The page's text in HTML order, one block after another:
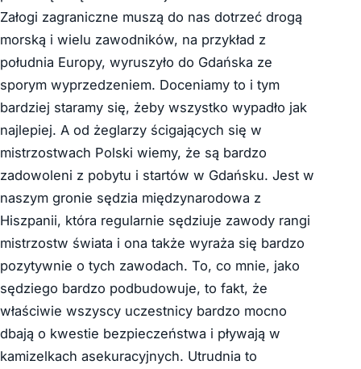
Załogi zagraniczne muszą do nas dotrzeć drogą
morską i wielu zawodników, na przykład z
południa Europy, wyruszyło do Gdańska ze
sporym wyprzedzeniem. Doceniamy to i tym
bardziej staramy się, żeby wszystko wypadło jak
najlepiej. A od żeglarzy ścigających się w
mistrzostwach Polski wiemy, że są bardzo
zadowoleni z pobytu i startów w Gdańsku. Jest w
naszym gronie sędzia międzynarodowa z
Hiszpanii, która regularnie sędziuje zawody rangi
mistrzostw świata i ona także wyraża się bardzo
pozytywnie o tych zawodach. To, co mnie, jako
sędziego bardzo podbudowuje, to fakt, że
właściwie wszyscy uczestnicy bardzo mocno
dbają o kwestie bezpieczeństwa i pływają w
kamizelkach asekuracyjnych. Utrudnia to